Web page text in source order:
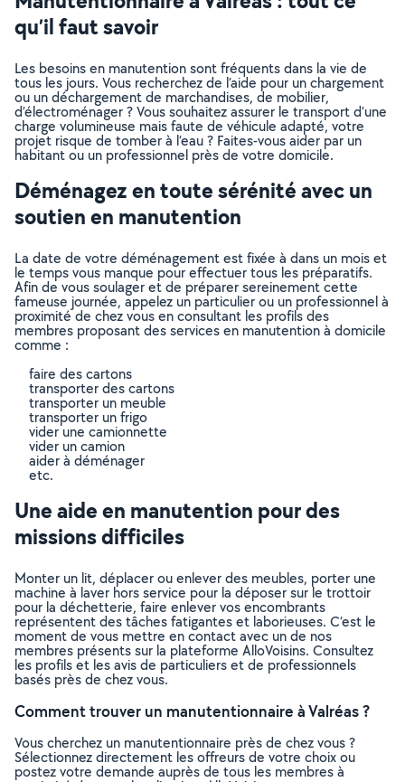
qu’il faut savoir
Les besoins en manutention sont fréquents dans la vie de
tous les jours. Vous recherchez de l’aide pour un chargement
ou un déchargement de marchandises, de mobilier,
d’électroménager ? Vous souhaitez assurer le transport d’une
charge volumineuse mais faute de véhicule adapté, votre
projet risque de tomber à l’eau ? Faites-vous aider par un
habitant ou un professionnel près de votre domicile.
Déménagez en toute sérénité avec un
soutien en manutention
La date de votre déménagement est fixée à dans un mois et
le temps vous manque pour effectuer tous les préparatifs.
Afin de vous soulager et de préparer sereinement cette
fameuse journée, appelez un particulier ou un professionnel à
proximité de chez vous en consultant les profils des
membres proposant des services en manutention à domicile
comme :
faire des cartons
transporter des cartons
transporter un meuble
transporter un frigo
vider une camionnette
vider un camion
aider à déménager
etc.
Une aide en manutention pour des
missions difficiles
Monter un lit, déplacer ou enlever des meubles, porter une
machine à laver hors service pour la déposer sur le trottoir
pour la déchetterie, faire enlever vos encombrants
représentent des tâches fatigantes et laborieuses. C’est le
moment de vous mettre en contact avec un de nos
membres présents sur la plateforme AlloVoisins. Consultez
les profils et les avis de particuliers et de professionnels
basés près de chez vous.
Comment trouver un manutentionnaire à Valréas ?
Vous cherchez un manutentionnaire près de chez vous ?
Sélectionnez directement les offreurs de votre choix ou
postez votre demande auprès de tous les membres à